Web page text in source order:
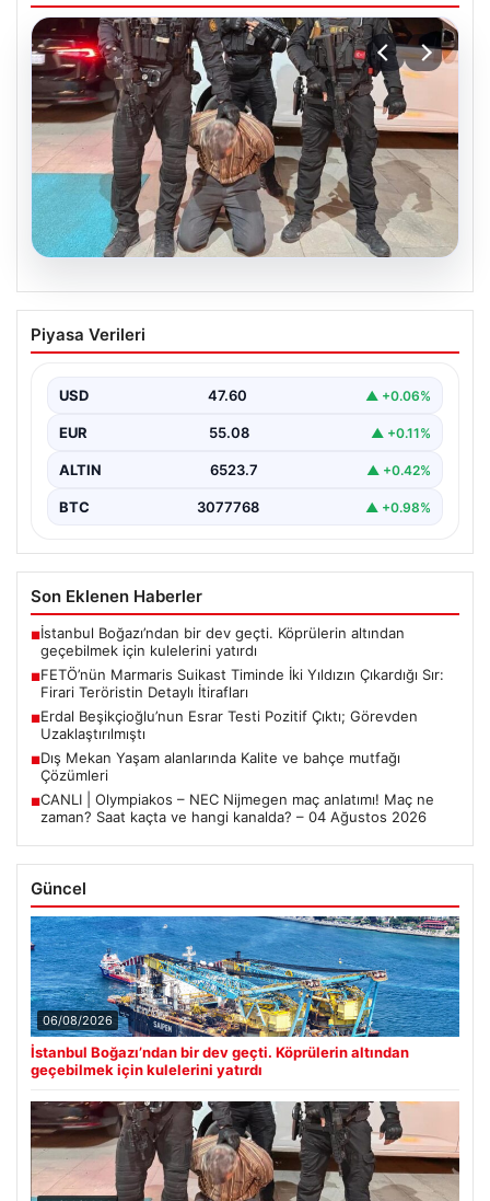
05.08.2026
FETÖ’nün Marmaris Suikast Timinde İki
Yıldızın Çıkardığı Sır: Firari Teröristin
15 Temmuz 2016 tarihinde gerçekleştirilen başarısız
girişimin…
Piyasa Verileri
USD 47.60 ▲ +0.06%
EUR 55.08 ▲ +0.11%
ALTIN 6523.7 ▲ +0.42%
BTC 3077768 ▲ +0.98%
Son Eklenen Haberler
■İstanbul Boğazı’ndan bir dev geçti. Köprülerin altından
geçebilmek için kulelerini yatırdı
■FETÖ’nün Marmaris Suikast Timinde İki Yıldızın Çıkardığı Sır:
Firari Teröristin Detaylı İtirafları
■Erdal Beşikçioğlu’nun Esrar Testi Pozitif Çıktı; Görevden
Uzaklaştırılmıştı
■Dış Mekan Yaşam alanlarında Kalite ve bahçe mutfağı
Çözümleri
■CANLI | Olympiakos – NEC Nijmegen maç anlatımı! Maç ne
zaman? Saat kaçta ve hangi kanalda? – 04 Ağustos 2026
Güncel
06/08/2026
İstanbul Boğazı’ndan bir dev geçti. Köprülerin altından
geçebilmek için kulelerini yatırdı